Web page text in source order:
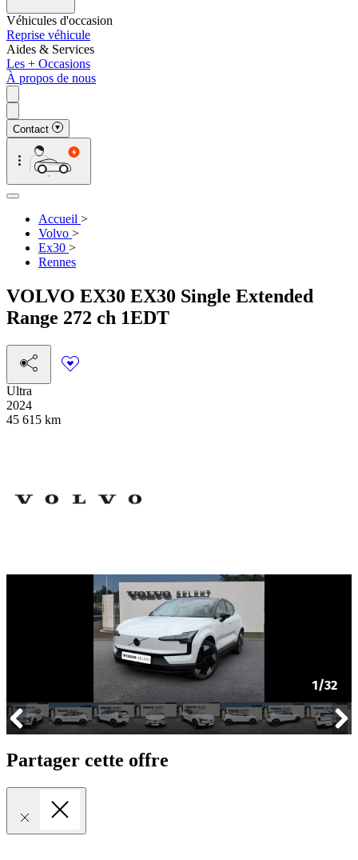
Véhicules d'occasion
Reprise véhicule
Aides & Services
Les + Occasions
À propos de nous
Contact
Accueil >
Volvo >
Ex30 >
Rennes
VOLVO EX30 EX30 Single Extended
Range 272 ch 1EDT
Ultra
2024
45 615 km
Partager cette offre